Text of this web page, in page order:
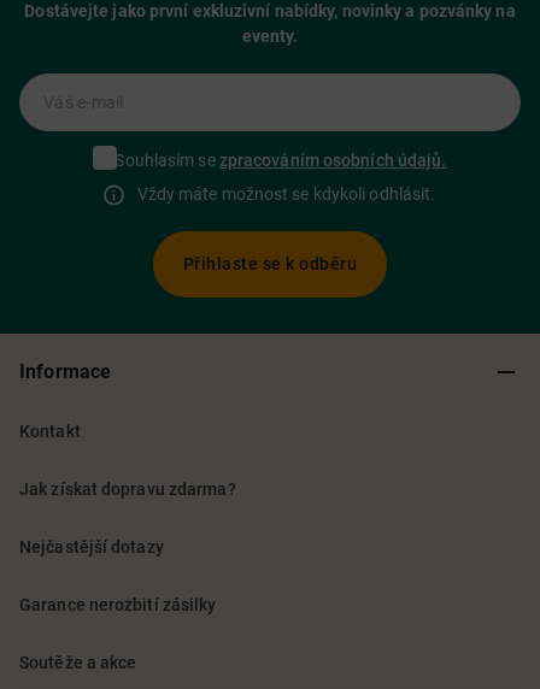
Dostávejte jako první exkluzivní nabídky, novinky a pozvánky na
eventy.
Váš e-mail
Souhlasím sezpracováním osobních údajů.
Vždy máte možnost se kdykoli odhlásit.
Přihlaste se k odběru
Informace
Kontakt
Jak získat dopravu zdarma?
Nejčastější dotazy
Garance nerozbití zásilky
Soutěže a akce